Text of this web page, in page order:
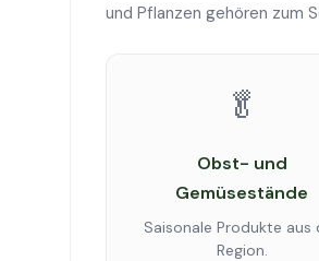
und Pflanzen gehören zum
🥬
Obst- und
Gemüsestände
Saisonale Produkte aus
Region.